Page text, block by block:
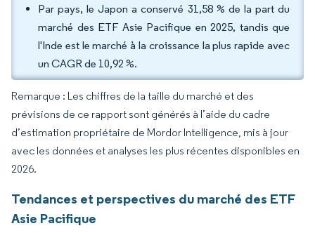
Par pays, le Japon a conservé 31,58 % de la part du
marché des ETF Asie Pacifique en 2025, tandis que
l'Inde est le marché à la croissance la plus rapide avec
un CAGR de 10,92 %.
Remarque : Les chiffres de la taille du marché et des
prévisions de ce rapport sont générés à l’aide du cadre
d’estimation propriétaire de Mordor Intelligence, mis à jour
avec les données et analyses les plus récentes disponibles en
2026.
Tendances et perspectives du marché des ETF
Asie Pacifique